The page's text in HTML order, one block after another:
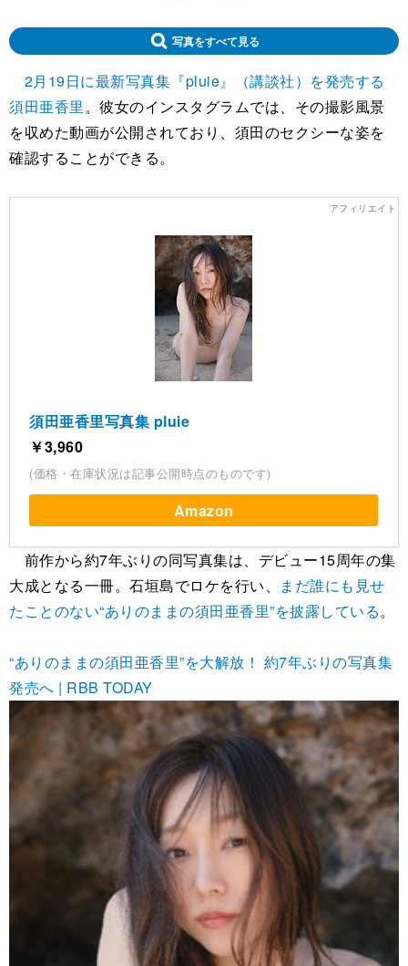
写真をすべて見る
2月19日に最新写真集『pluie』（講談社）を発売する
須田亜香里。彼女のインスタグラムでは、その撮影風景
を収めた動画が公開されており、須田のセクシーな姿を
確認することができる。
須田亜香里写真集 pluie
￥3,960
(価格・在庫状況は記事公開時点のものです)
Amazon
前作から約7年ぶりの同写真集は、デビュー15周年の集
大成となる一冊。石垣島でロケを行い、
まだ誰にも見せ
たことのない“ありのままの須田亜香里”を披露している。
“ありのままの須田亜香里”を大解放！ 約7年ぶりの写真集
発売へ | RBB TODAY